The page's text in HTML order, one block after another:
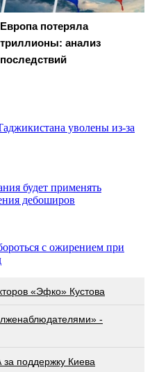
Европа потеряла
триллионы: анализ
последствий
уволены из-за
будет применять
дебоширов
с ожирением при
«Эфко» Кустова
-
поддержку Киева